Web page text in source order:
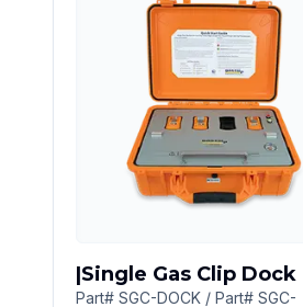
|Single Gas Clip Dock
Part# SGC-DOCK / Part# SGC-